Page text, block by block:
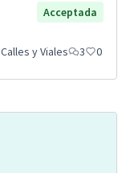
Acceptada
Calles y Viales 3 0